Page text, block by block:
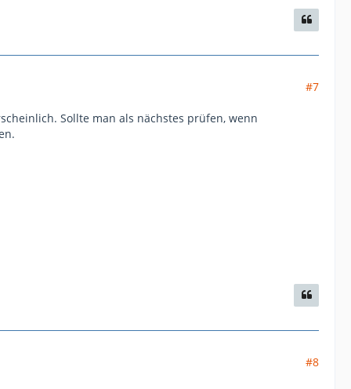
#7
Sollte man als nächstes prüfen, wenn
#8